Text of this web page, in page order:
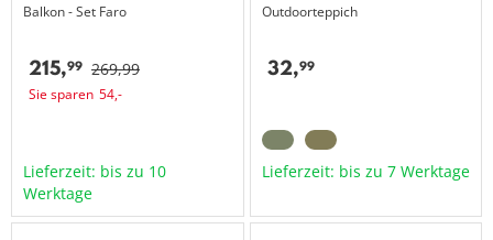
Balkon - Set Faro
269,99
215,99
54,-
Sie sparen
Lieferzeit: bis zu 10
Werktage
Outdoorteppich
32,99
Lieferzeit: bis zu 7 Werktage